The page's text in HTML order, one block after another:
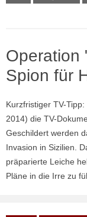
Operation
Spion für
Kurzfristiger TV-
2014) die TV-
Geschildert werden
Invasion in Sizilien.
präparierte Leiche
Pläne in die Irre zu